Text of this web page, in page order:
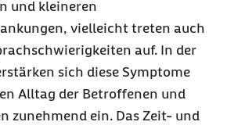
und kleineren
vielleicht treten auch
auf. In der
sich diese Symptome
Alltag der Betroffenen und
zunehmend ein. Das Zeit- und